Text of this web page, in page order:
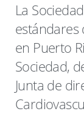
La
estándares
en Puerto
Sociedad,
Junta de